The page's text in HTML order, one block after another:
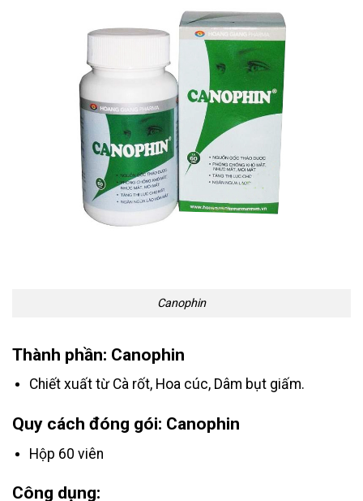
Canophin
Thành phần: Canophin
Chiết xuất từ Cà rốt, Hoa cúc, Dâm bụt giấm.
Quy cách đóng gói: Canophin
Hộp 60 viên
Công dụng: